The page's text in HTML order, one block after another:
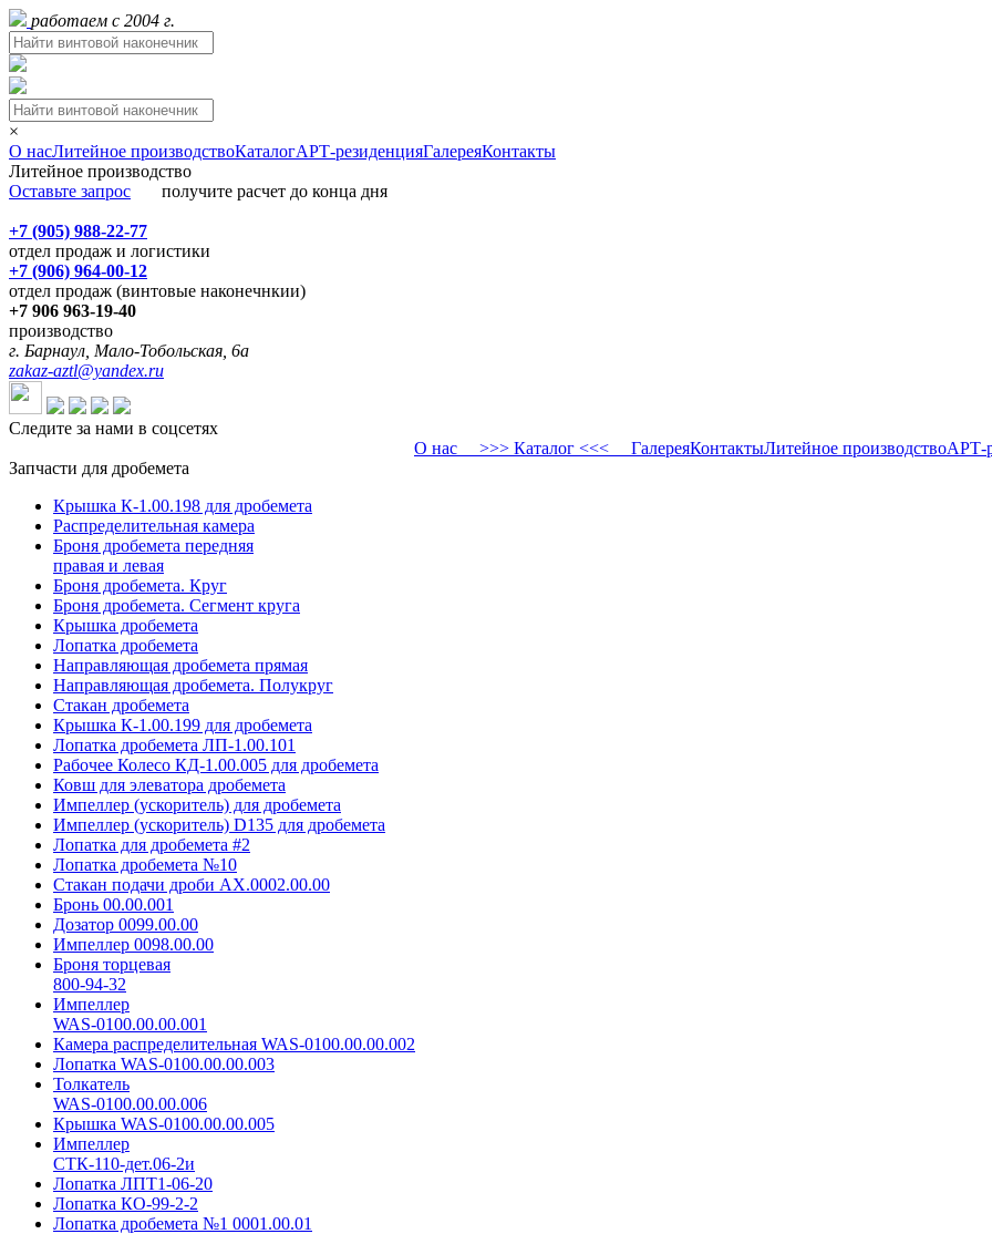
работаем с 2004 г.
×
О насЛитейное производствоКаталогАРТ-резиденцияГалереяКонтакты
Литейное производство
Оставьте запрос получите расчет до конца дня
+7 (905) 988-22-77
отдел продаж и логистики
+7 (906) 964-00-12
отдел продаж (винтовые наконечнкии)
+7 906 963-19-40
производство
г. Барнаул, Мало-Тобольская, 6а
zakaz-aztl@yandex.ru
Следите за нами в соцсетях
О нас >>> Каталог <<< ГалереяКонтактыЛитейное производствоАРТ-
Запчасти для дробемета
Крышка К-1.00.198 для дробемета
Распределительная камера
Броня дробемета передняя
правая и левая
Броня дробемета. Круг
Броня дробемета. Сегмент круга
Крышка дробемета
Лопатка дробемета
Направляющая дробемета прямая
Направляющая дробемета. Полукруг
Стакан дробемета
Крышка К-1.00.199 для дробемета
Лопатка дробемета ЛП-1.00.101
Рабочее Колесо КД-1.00.005 для дробемета
Ковш для элеватора дробемета
Импеллер (ускоритель) для дробемета
Импеллер (ускоритель) D135 для дробемета
Лопатка для дробемета #2
Лопатка дробемета №10
Стакан подачи дроби АХ.0002.00.00
Бронь 00.00.001
Дозатор 0099.00.00
Импеллер 0098.00.00
Броня торцевая
800-94-32
Импеллер
WAS-0100.00.00.001
Камера распределительная WAS-0100.00.00.002
Лопатка WAS-0100.00.00.003
Толкатель
WAS-0100.00.00.006
Крышка WAS-0100.00.00.005
Импеллер
СТК-110-дет.06-2и
Лопатка ЛПТ1-06-20
Лопатка КО-99-2-2
Лопатка дробемета №1 0001.00.01